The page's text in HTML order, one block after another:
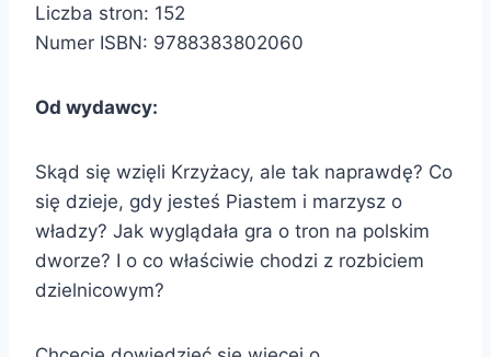
Liczba stron: 152
Numer ISBN: 9788383802060
Od wydawcy:
Skąd się wzięli Krzyżacy, ale tak naprawdę? Co
się dzieje, gdy jesteś Piastem i marzysz o
władzy? Jak wyglądała gra o tron na polskim
dworze? I o co właściwie chodzi z rozbiciem
dzielnicowym?